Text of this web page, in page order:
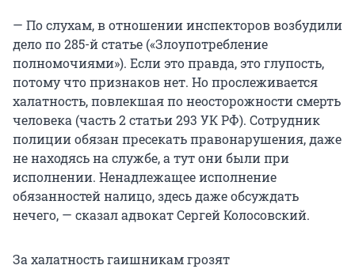
— По слухам, в отношении инспекторов возбудили
дело по 285-й статье («Злоупотребление
полномочиями»). Если это правда, это глупость,
потому что признаков нет. Но прослеживается
халатность, повлекшая по неосторожности смерть
человека (часть 2 статьи 293 УК РФ). Сотрудник
полиции обязан пресекать правонарушения, даже
не находясь на службе, а тут они были при
исполнении. Ненадлежащее исполнение
обязанностей налицо, здесь даже обсуждать
нечего, — сказал адвокат Сергей Колосовский.
За халатность гаишникам грозят